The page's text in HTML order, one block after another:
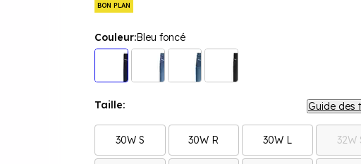
BON PLAN
Couleur:Bleu foncé
Taille: Guide des
30W S 30W R 30W L 32W